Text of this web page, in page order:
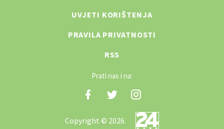
UVJETI KORIŠTENJA
PRAVILA PRIVATNOSTI
RSS
Prati nas i na:
Copyright © 2026.